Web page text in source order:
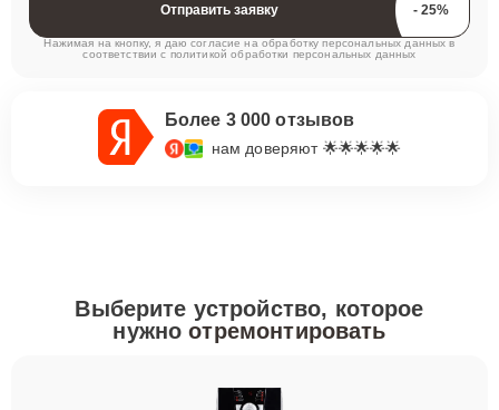
Отправить заявку
Нажимая на кнопку, я даю согласие на обработку персональных данных в
соответствии с политикой обработки персональных данных
Более 3 000 отзывов
нам доверяют 🌟🌟🌟🌟🌟
Выберите устройство, которое
нужноотремонтировать